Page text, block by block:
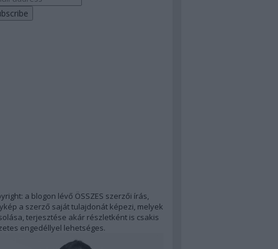
a blogon lévő ÖSSZES szerzői írás,
a szerző saját tulajdonát képezi, melyek
terjesztése akár részletként is csakis
engedéllyel lehetséges.